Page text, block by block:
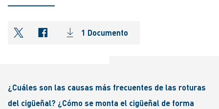
shareOntwitter
shareOnfacebook
1 Documento
¿Cuáles son las causas más frecuentes de las roturas
del cigüeñal? ¿Cómo se monta el cigüeñal de forma